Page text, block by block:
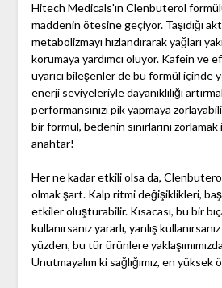
Hitech Medicals'ın Clenbuterol
maddenin ötesine geçiyor. Taşıdığı
metabolizmayı hızlandırarak yağları
korumaya yardımcı oluyor. Kafein ve
uyarıcı bileşenler de bu formül içinde
enerji seviyeleriyle dayanıklılığı
performansınızı pik yapmaya
bir formül, bedenin sınırlarını
anahtar!
Her ne kadar etkili olsa da,
olmak şart. Kalp ritmi değişiklikleri,
etkiler oluşturabilir. Kısacası, bu bir
kullanırsanız yararlı, yanlış
yüzden, bu tür ürünlere
Unutmayalım ki sağlığımız, en yüksek